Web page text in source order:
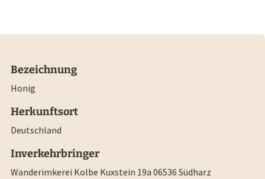
Bezeichnung
Honig
Herkunftsort
Deutschland
Inverkehrbringer
Wanderimkerei Kolbe Kuxstein 19a 06536 Südharz